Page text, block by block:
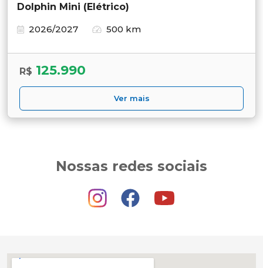
Dolphin Mini (Elétrico)
2026/2027
500 km
R$ 125.990
Ver mais
Nossas redes sociais